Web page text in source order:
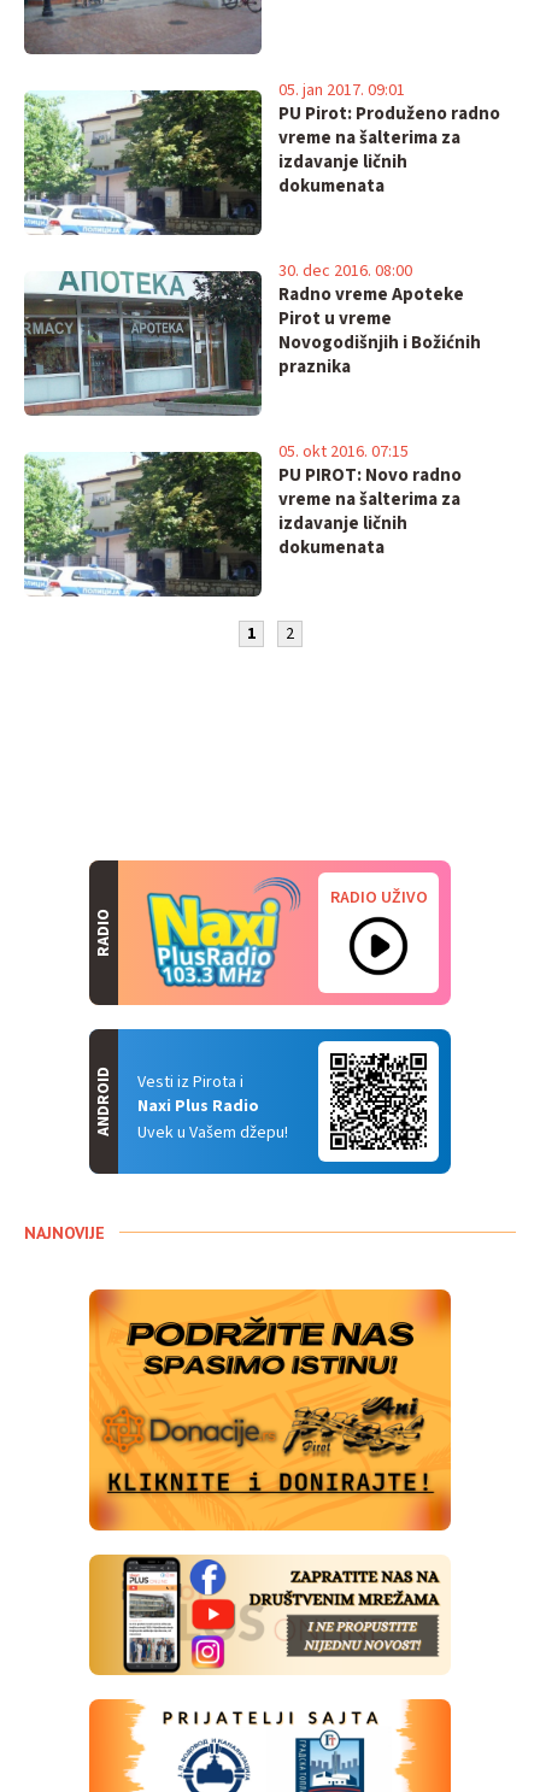
PU Pirot: Produženo radno
vreme na šalterima za
izdavanje ličnih
dokumenata
05. jan 2017. 09:01
Radno vreme Apoteke
Pirot u vreme
Novogodišnjih i Božićnih
praznika
30. dec 2016. 08:00
PU PIROT: Novo radno
vreme na šalterima za
izdavanje ličnih
dokumenata
05. okt 2016. 07:15
1 2
RADIO
RADIO UŽIVO
Vesti iz Pirota i
Naxi Plus Radio
Uvek u Vašem džepu!
ANDROID
NAJNOVIJE